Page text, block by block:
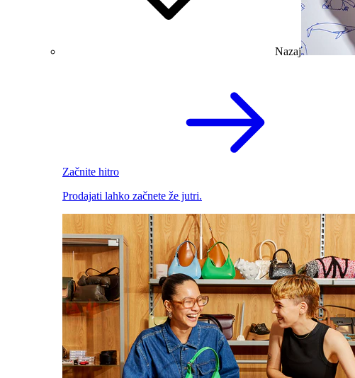
Nazaj
Začnite hitro
Prodajati lahko začnete že jutri.